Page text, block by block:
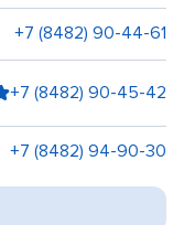
+7 (8482) 90-44-61
+7 (8482) 90-45-42
+7 (8482) 94-90-30